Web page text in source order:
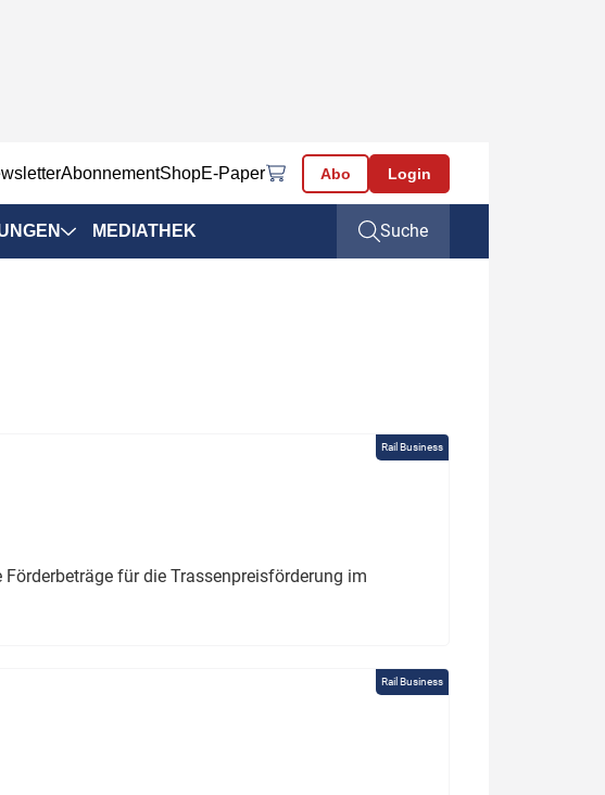
AbonnementShopE-Paper Abo Login
MEDIATHEK Suche
Rail Business
für die Trassenpreisförderung im
Rail Business